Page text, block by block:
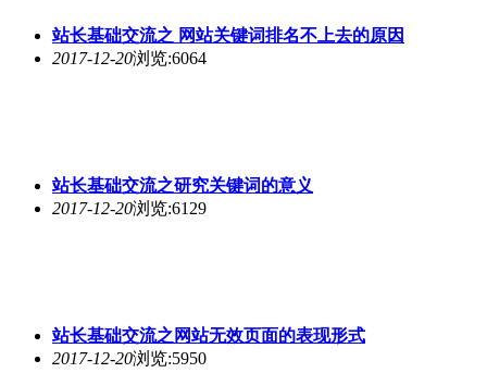
站长基础交流之 网站关键词排名不上去的原因
2017-12-20浏览:6064
站长基础交流之研究关键词的意义
2017-12-20浏览:6129
站长基础交流之网站无效页面的表现形式
2017-12-20浏览:5950